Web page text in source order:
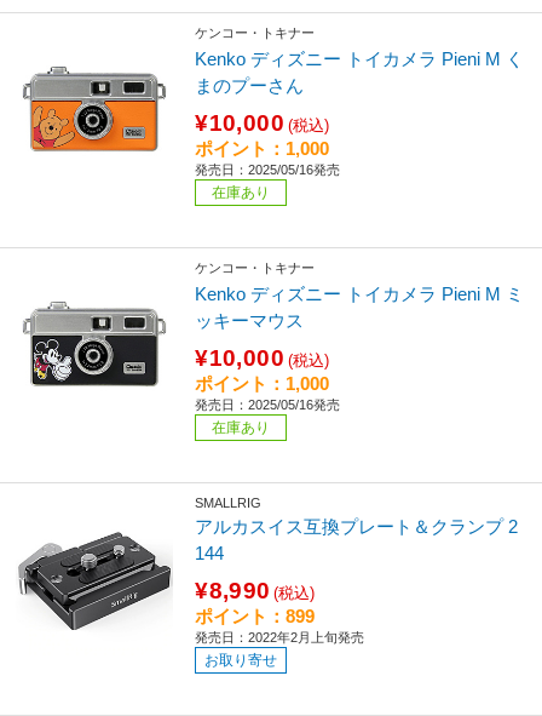
ケンコー・トキナー
Kenko ディズニー トイカメラ Pieni M く
まのプーさん
¥10,000 (税込)
ポイント：1,000
発売日：2025/05/16発売
在庫あり
ケンコー・トキナー
Kenko ディズニー トイカメラ Pieni M ミ
ッキーマウス
¥10,000 (税込)
ポイント：1,000
発売日：2025/05/16発売
在庫あり
SMALLRIG
アルカスイス互換プレート＆クランプ 2
144
¥8,990 (税込)
ポイント：899
発売日：2022年2月上旬発売
お取り寄せ